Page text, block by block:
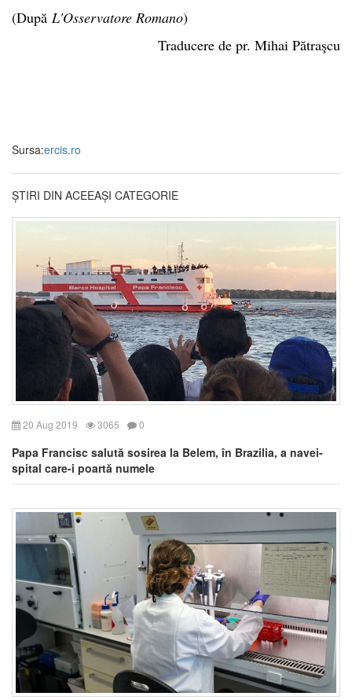
(După L'Osservatore Romano)
Traducere de pr. Mihai Pătraşcu
Sursa:ercis.ro
ȘTIRI DIN ACEEAȘI CATEGORIE
20 Aug 2019 3065 0
Papa Francisc salută sosirea la Belem, în Brazilia, a navei-
spital care-i poartă numele